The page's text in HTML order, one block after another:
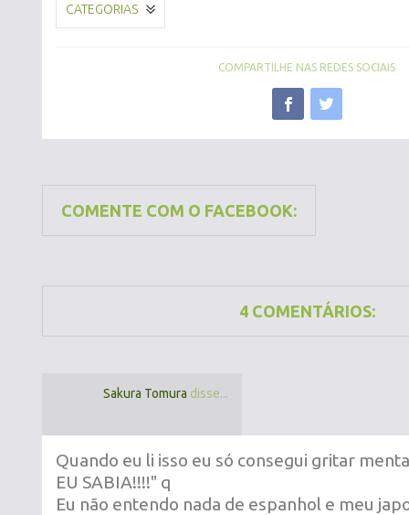
CATEGORIAS
COMPARTILHE NAS REDES SOCIAIS
COMENTE COM O FACEBOOK:
4 COMENTÁRIOS:
Sakura Tomura disse...
Quando eu li isso eu só consegui gritar
EU SABIA!!!!" q
Eu não entendo nada de espanhol e meu